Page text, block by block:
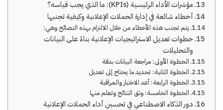
مؤشرات الأداء الرئيسية (KPIs): ما الذي يجب قياسه؟
أخطاء شائعة في إدارة الحملات الإعلانية وكيفية تجنبها
يتم تجنب هذه الأخطاء من خلال الالتزام بهذه النصائح وهي:
خطوات تعديل الاستراتيجيات الإعلانية بناءً على البيانات
والتحليلات
الخطوة الأولى: مراجعة البيانات بدقة
الخطوة الثانية: تحديد ما يحتاج إلى تعديل
الخطوة الرابعة: أعد الاختبار والمراقبة
الخطوة الخامسة: وثق النتائج وتعلم منها
دور الذكاء الاصطناعي في تحسين أداء الحملات الإعلانية